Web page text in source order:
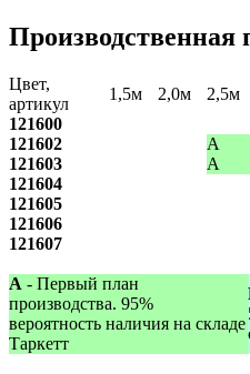
Производственная
Цвет,
артикул
1,5м 2,0м 2,5м
121600
121602
A
121603
A
121604
121605
121606
121607
A - Первый план
производства. 95%
вероятность наличия на складе
Таркетт